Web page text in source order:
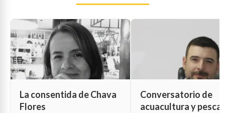
La consentida de Chava
Flores
Conversatorio de
acuacultura y pesca